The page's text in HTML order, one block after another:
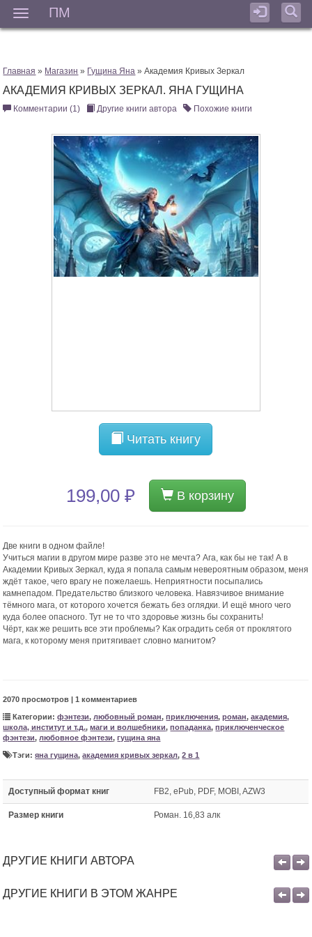
ПМ
Главная » Магазин » Гущина Яна » Академия Кривых Зеркал
АКАДЕМИЯ КРИВЫХ ЗЕРКАЛ. ЯНА ГУЩИНА
Комментарии (1) Другие книги автора Похожие книги
Читать книгу
199,00 ₽ В корзину
Две книги в одном файле!
Учиться магии в другом мире разве это не мечта? Ага, как бы не так! А в
Академии Кривых Зеркал, куда я попала самым невероятным образом, меня
ждёт такое, чего врагу не пожелаешь. Неприятности посыпались
камнепадом. Предательство близкого человека. Навязчивое внимание
тёмного мага, от которого хочется бежать без оглядки. И ещё много чего
куда более опасного. Тут не то что здоровье жизнь бы сохранить!
Чёрт, как же решить все эти проблемы? Как оградить себя от проклятого
мага, к которому меня притягивает словно магнитом?
2070 просмотров | 1 комментариев
Категории:фэнтези, любовный роман,приключения,роман,академия,
школа, институт и т.д.,маги и волшебники,попаданка,приключенческое
фэнтези, любовное фэнтези,гущина яна
Тэги:яна гущина,академия кривых зеркал,2 в 1
Доступный формат книг FB2, ePub, PDF, MOBI, AZW3
Размер книги Роман. 16,83 алк
ДРУГИЕ КНИГИ АВТОРА
ДРУГИЕ КНИГИ В ЭТОМ ЖАНРЕ